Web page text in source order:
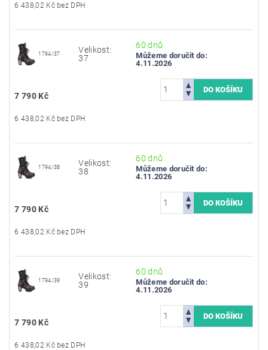
6 438,02 Kč bez DPH
1794/37
Velikost:
37
60 dnů
Můžeme doručit do:
4.11.2026
7 790 Kč
6 438,02 Kč bez DPH
1794/38
Velikost:
38
60 dnů
Můžeme doručit do:
4.11.2026
7 790 Kč
6 438,02 Kč bez DPH
1794/39
Velikost:
39
60 dnů
Můžeme doručit do:
4.11.2026
7 790 Kč
6 438,02 Kč bez DPH